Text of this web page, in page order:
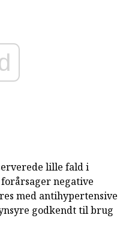
lille fald i
negative
med antihypertensive
godkendt til brug